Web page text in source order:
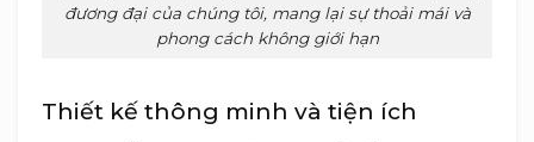
đương đại của chúng tôi, mang lại sự thoải mái và
phong cách không giới hạn
Thiết kế thông minh và tiện ích